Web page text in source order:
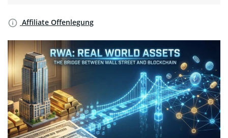
Affiliate Offenlegung